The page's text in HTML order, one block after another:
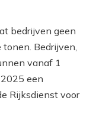
bedrijven geen
Bedrijven,
vanaf 1
een
Rijksdienst voor